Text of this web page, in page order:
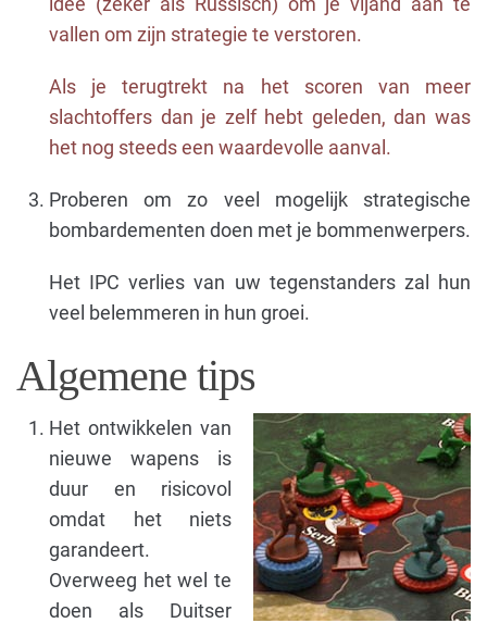
vallen om zijn strategie te verstoren.
Als je terugtrekt na het scoren van meer
slachtoffers dan je zelf hebt geleden, dan was
het nog steeds een waardevolle aanval.
Proberen om zo veel mogelijk strategische
bombardementen doen met je bommenwerpers.
Het IPC verlies van uw tegenstanders zal hun
veel belemmeren in hun groei.
Algemene tips
Het ontwikkelen van
nieuwe wapens is
duur en risicovol
omdat het niets
garandeert.
Overweeg het wel te
doen als Duitser